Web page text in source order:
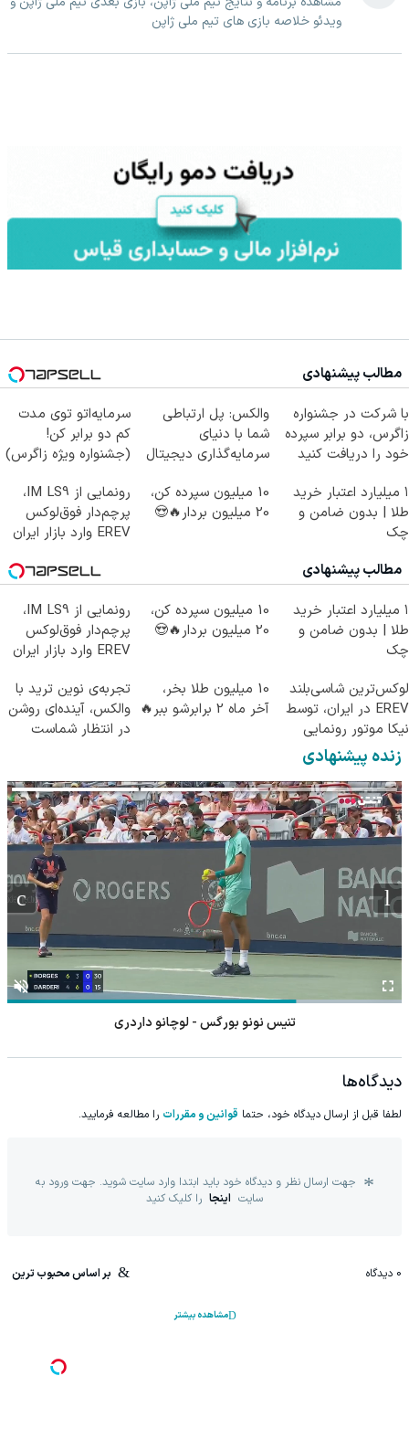
ویدئو خلاصه بازی های تیم ملی ژاپن
مطالب پیشنهادی
با شرکت در جشنواره
زاگرس، دو برابر سپرده
خود را دریافت کنید
والکس: پل ارتباطی
شما با دنیای
سرمایه‌گذاری دیجیتال
سرمایه‌اتو توی مدت
کم دو برابر کن!
(جشنواره ویژه زاگرس)
۱ میلیارد اعتبار خرید
طلا | بدون ضامن و
چک
10 میلیون سپرده کن،
20 میلیون بردار🔥😍
رونمایی از IM LS9،
پرچم‌دار فوق‌لوکس
EREV وارد بازار ایران
مطالب پیشنهادی
۱ میلیارد اعتبار خرید
طلا | بدون ضامن و
چک
10 میلیون سپرده کن،
20 میلیون بردار🔥😍
رونمایی از IM LS9،
پرچم‌دار فوق‌لوکس
EREV وارد بازار ایران
لوکس‌ترین شاسی‌بلند
EREV در ایران، توسط
نیکا موتور رونمایی
شد!
10 میلیون طلا بخر،
آخر ماه 2 برابرشو ببر🔥
تجربه‌ی نوین ترید با
والکس، آینده‌ای روشن
در انتظار شماست
زنده پیشنهادی
تنیس نونو بورگس - لوچانو داردری
دیدگاه‌ها
لطفا قبل از ارسال دیدگاه خود، حتما قوانین و مقررات را مطالعه فرمایید.
جهت ارسال نظر و دیدگاه خود باید ابتدا وارد سایت شوید. جهت ورود به
سایت اینجا را کلیک کنید
0 دیدگاه بر اساس محبوب ترین
مشاهده بیشتر